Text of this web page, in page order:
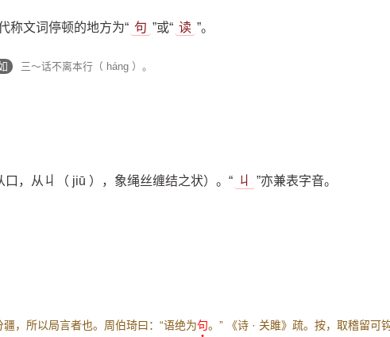
称文词停顿的地方为“ 句 ”或“ 读 ”。
三～话不离本行（ háng ）。
口，从丩（ jiū ），象绳丝缠结之状）。“ 丩
”亦兼表字音。
，所以局言者也。周伯琦曰：“语绝为句。”
《诗 · 关雎》疏。按，取稽留